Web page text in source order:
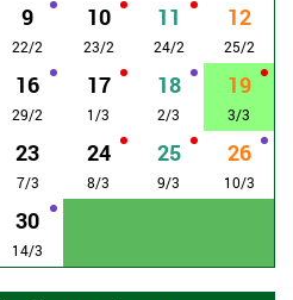
9
22/2
10
23/2
11
24/2
12
25/2
16
29/2
17
1/3
18
2/3
19
3/3
23
7/3
24
8/3
25
9/3
26
10/3
30
14/3